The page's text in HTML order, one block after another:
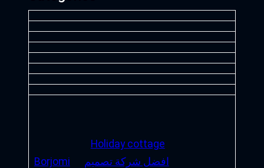
Holiday cottage
Borjomi
افضل شركة تصميم